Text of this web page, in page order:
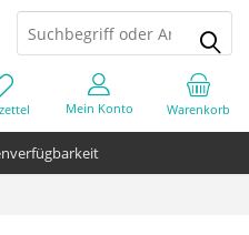
Warenkorb
Mein Konto